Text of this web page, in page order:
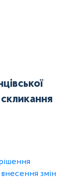
скликання
змін